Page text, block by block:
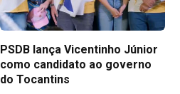
PSDB lança Vicentinho Júnior
como candidato ao governo
do Tocantins